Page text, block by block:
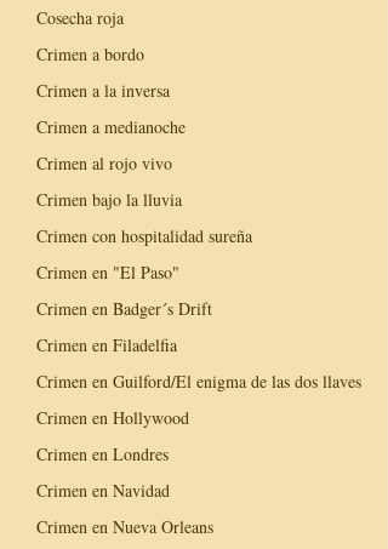
Cosecha roja
Crimen a bordo
Crimen a la inversa
Crimen a medianoche
Crimen al rojo vivo
Crimen bajo la lluvia
Crimen con hospitalidad sureña
Crimen en "El Paso"
Crimen en Badger´s Drift
Crimen en Filadelfia
Crimen en Guilford/El enigma de las dos llaves
Crimen en Hollywood
Crimen en Londres
Crimen en Navidad
Crimen en Nueva Orleans